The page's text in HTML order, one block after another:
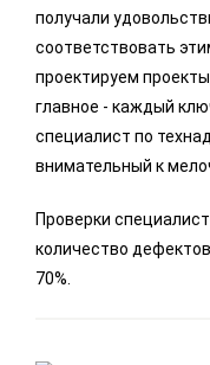
получали
соответствовать
проектируем
главное - каждый
специалист по
внимательный к
Проверки
количество
70%.